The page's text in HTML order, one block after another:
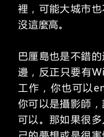
裡，可能大城市
沒這麼高。
巴厘島也是不錯
邊，反正只要有
工作，你也可以
你可以是攝影師
可以。那如果很